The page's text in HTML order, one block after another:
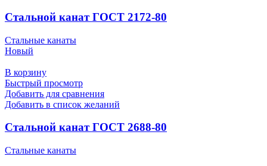
Стальной канат ГОСТ 2172-80
Стальные канаты
Новый
В корзину
Быстрый просмотр
Добавить для сравнения
Добавить в список желаний
Стальной канат ГОСТ 2688-80
Стальные канаты